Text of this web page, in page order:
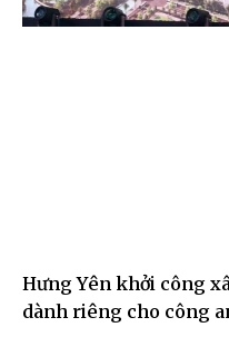
Hưng Yên khởi công
dành riêng cho công